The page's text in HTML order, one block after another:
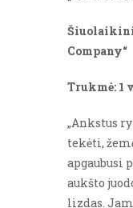
Company“
Trukmė: 1
„Ankstus
tekėti,
apgaubusi
aukšto
lizdas.